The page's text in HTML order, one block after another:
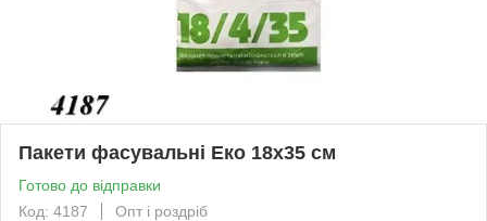
Пакети фасувальні Еко 18х35 см
Готово до відправки
Код: 4187
Опт і роздріб